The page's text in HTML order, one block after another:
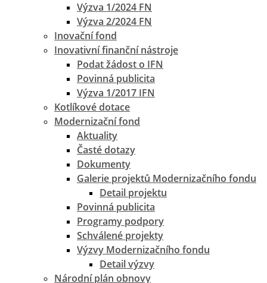
Výzva 1/2024 FN
Výzva 2/2024 FN
Inovační fond
Inovativní finanční nástroje
Podat žádost o IFN
Povinná publicita
Výzva 1/2017 IFN
Kotlíkové dotace
Modernizační fond
Aktuality
Časté dotazy
Dokumenty
Galerie projektů Modernizačního fondu
Detail projektu
Povinná publicita
Programy podpory
Schválené projekty
Výzvy Modernizačního fondu
Detail výzvy
Národní plán obnovy